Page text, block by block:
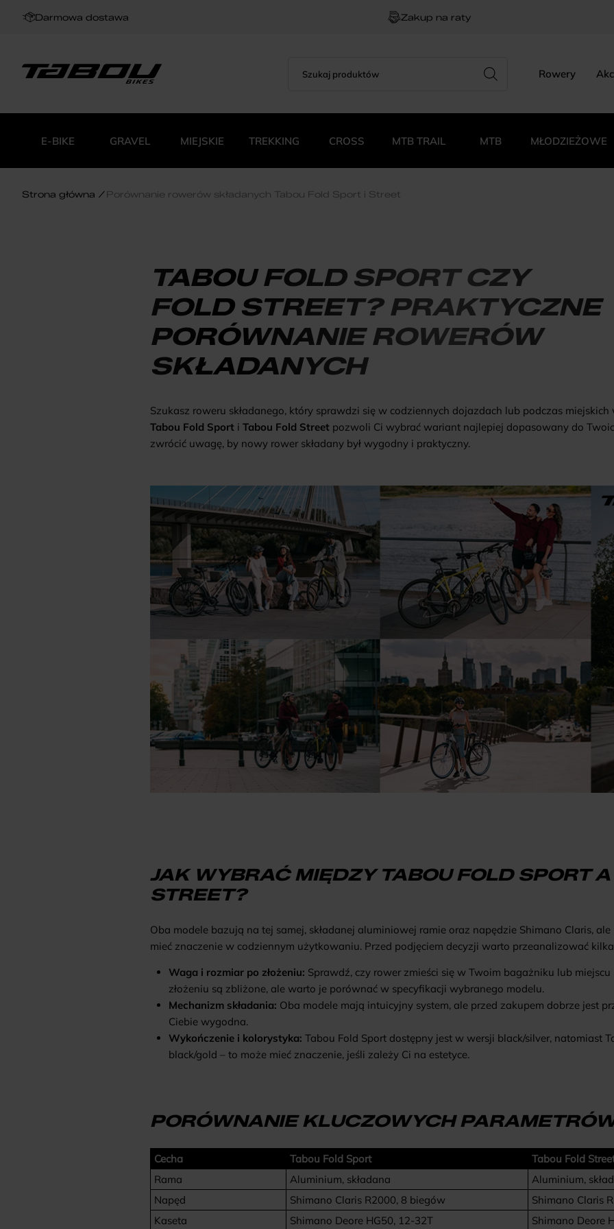
Darmowa dostawa Zakup na raty
produktów
Rowery
E-BIKE GRAVEL MIEJSKIE TREKKING CROSS MTB TRAIL MTB MŁODZIEŻOWE
Strona główna Porównanie rowerów składanych Tabou Fold Sport i Street
TABOU FOLD SPORT CZY
FOLD STREET? PRAKTYCZNE
PORÓWNANIE ROWERÓW
SKŁADANYCH
Szukasz roweru składanego, który sprawdzi się w codziennych dojazdach lub podczas
Tabou Fold Sport i Tabou Fold Street pozwoli Ci wybrać wariant najlepiej dopasowany do
zwrócić uwagę, by nowy rower składany był wygodny i praktyczny.
JAK WYBRAĆ MIĘDZY TABOU FOLD SPORT
STREET?
Oba modele bazują na tej samej, składanej aluminiowej ramie oraz napędzie Shimano Claris,
mieć znaczenie w codziennym użytkowaniu. Przed podjęciem decyzji warto przeanalizować
Waga i rozmiar po złożeniu: Sprawdź, czy rower zmieści się w Twoim bagażniku lub
złożeniu są zbliżone, ale warto je porównać w specyfikacji wybranego modelu.
Mechanizm składania: Oba modele mają intuicyjny system, ale przed zakupem dobrze jest
Ciebie wygodna.
Wykończenie i kolorystyka: Tabou Fold Sport dostępny jest w wersji black/silver, natomiast
black/gold – to może mieć znaczenie, jeśli zależy Ci na estetyce.
PORÓWNANIE KLUCZOWYCH
Cecha Tabou Fold Sport
Tabou Fold
Rama
Aluminium, składana
Aluminium,
Napęd
Shimano Claris R2000, 8 biegów
Shimano Claris
Kaseta
Shimano Deore HG50, 12-32T
Shimano Deore